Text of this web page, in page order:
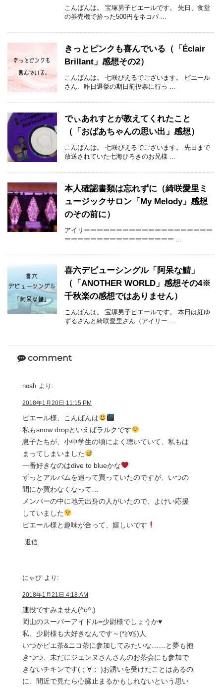
こんばんは。 宝塚男子ピエールです。 先日、食堂
の券売機で拾った500円をネコバ ...
きっとピンクも喜んでいる（「Éclair
Brillant」感想その2）
こんばんは。 七咲ぴえるでございます。 ピエール
さん、昨日選挙の期日前投票に行っ ...
でぃあれすとが教えてくれたこと
（「おばあちゃんの思い出」感想）
こんばんは。 七咲ぴえるでございます。 先日まで
放送されていた七海ひろきのお兄様 ...
本人確認書類は忘れずに（綺咲愛里ミ
ュージックサロン「My Melody」感想
のその前に）
アイリーーーーーーーーーーーーーーーーーーーー
ーーーーーーーーーーーーーーーーー ...
喜六デビューシングル「阿呆な鯖」
（「ANOTHER WORLD」感想その4※
千秋楽の感想ではありません）
こんばんは。 宝塚男子ピエールです。 本日は紅ゆ
ずるさんと綺咲愛里さん（アイリー ...
comment
noah より:
2018年1月20日 11:15 PM
ピエール様、こんばんは
私もsnow dropといえばラルクです
息子たちが、小中学生の頃によく聴いていて、私もは
まってしまいました
一番好きなのはdive to blueかな
ずっとアルバムを追って買っていたのですが、いつの
間にか買わなくなって…
メンバーの中に地元出身の人がいたので、よけい応援
していました
ピエール様と趣味が合って、嬉しいです
返信
にゃぴ より:
2018年1月21日 4:18 AM
連投ですみません(^o^;)
岡山のスーパーアイドル=少尉様でしょうか♥
私、少尉様も大好きなんです～(*≧∀≦)人
いつかピエ茶&ニコ茶に参加してみたいな……と夢も抱
きつつ、未だにジェンヌさんさんのお茶会にも参加で
きないチキンです(；∀； )お誘いを受けたことはあるの
に、間近で見たら心臓止まるかもしれないという思い